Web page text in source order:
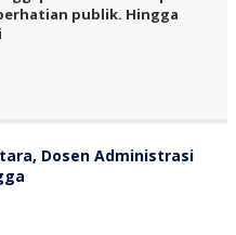
publik. Hingga